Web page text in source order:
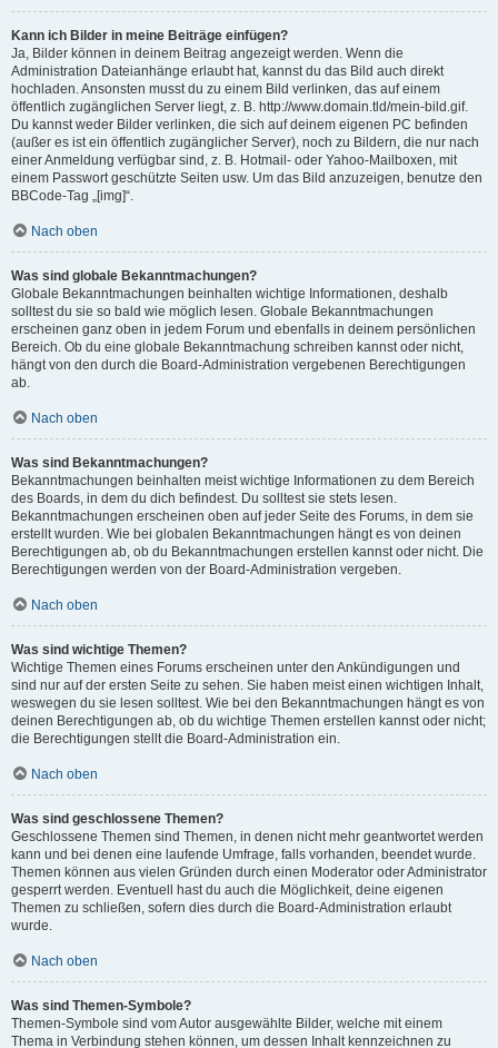
Kann ich Bilder in meine Beiträge einfügen?
Ja, Bilder können in deinem Beitrag angezeigt werden. Wenn die
Administration Dateianhänge erlaubt hat, kannst du das Bild auch direkt
hochladen. Ansonsten musst du zu einem Bild verlinken, das auf einem
öffentlich zugänglichen Server liegt, z. B. http://www.domain.tld/mein-bild.gif.
Du kannst weder Bilder verlinken, die sich auf deinem eigenen PC befinden
(außer es ist ein öffentlich zugänglicher Server), noch zu Bildern, die nur nach
einer Anmeldung verfügbar sind, z. B. Hotmail- oder Yahoo-Mailboxen, mit
einem Passwort geschützte Seiten usw. Um das Bild anzuzeigen, benutze den
BBCode-Tag „[img]“.
Nach oben
Was sind globale Bekanntmachungen?
Globale Bekanntmachungen beinhalten wichtige Informationen, deshalb
solltest du sie so bald wie möglich lesen. Globale Bekanntmachungen
erscheinen ganz oben in jedem Forum und ebenfalls in deinem persönlichen
Bereich. Ob du eine globale Bekanntmachung schreiben kannst oder nicht,
hängt von den durch die Board-Administration vergebenen Berechtigungen
ab.
Nach oben
Was sind Bekanntmachungen?
Bekanntmachungen beinhalten meist wichtige Informationen zu dem Bereich
des Boards, in dem du dich befindest. Du solltest sie stets lesen.
Bekanntmachungen erscheinen oben auf jeder Seite des Forums, in dem sie
erstellt wurden. Wie bei globalen Bekanntmachungen hängt es von deinen
Berechtigungen ab, ob du Bekanntmachungen erstellen kannst oder nicht. Die
Berechtigungen werden von der Board-Administration vergeben.
Nach oben
Was sind wichtige Themen?
Wichtige Themen eines Forums erscheinen unter den Ankündigungen und
sind nur auf der ersten Seite zu sehen. Sie haben meist einen wichtigen Inhalt,
weswegen du sie lesen solltest. Wie bei den Bekanntmachungen hängt es von
deinen Berechtigungen ab, ob du wichtige Themen erstellen kannst oder nicht;
die Berechtigungen stellt die Board-Administration ein.
Nach oben
Was sind geschlossene Themen?
Geschlossene Themen sind Themen, in denen nicht mehr geantwortet werden
kann und bei denen eine laufende Umfrage, falls vorhanden, beendet wurde.
Themen können aus vielen Gründen durch einen Moderator oder Administrator
gesperrt werden. Eventuell hast du auch die Möglichkeit, deine eigenen
Themen zu schließen, sofern dies durch die Board-Administration erlaubt
wurde.
Nach oben
Was sind Themen-Symbole?
Themen-Symbole sind vom Autor ausgewählte Bilder, welche mit einem
Thema in Verbindung stehen können, um dessen Inhalt kennzeichnen zu